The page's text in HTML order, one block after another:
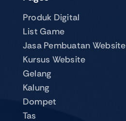
Produk Digital
List Game
Jasa Pembuatan Website
Kursus Website
Gelang
Kalung
Dompet
Tas